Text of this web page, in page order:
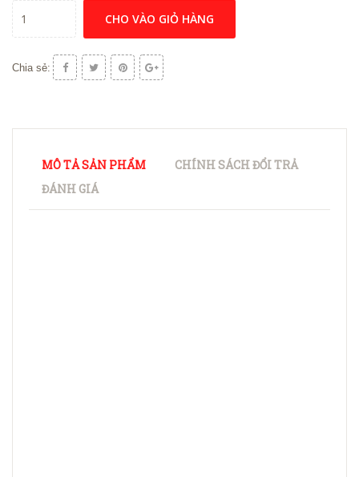
CHO VÀO GIỎ HÀNG
Chia sẻ:
MÔ TẢ SẢN PHẨM
CHÍNH SÁCH ĐỔI TRẢ
ĐÁNH GIÁ